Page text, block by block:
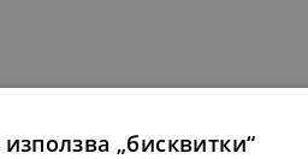
„бисквитки“